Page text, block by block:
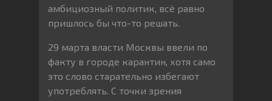
амбициозный политик, всё равно
пришлось бы что-то решать.
29 марта власти Москвы ввели по
факту в городе карантин, хотя само
это слово старательно избегают
употреблять. С точки зрения